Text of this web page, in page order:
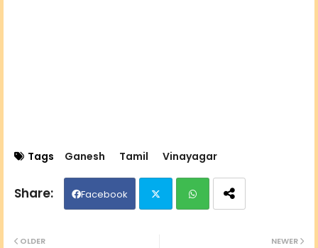
Tags Ganesh Tamil Vinayagar
Facebook
NEWER
OLDER